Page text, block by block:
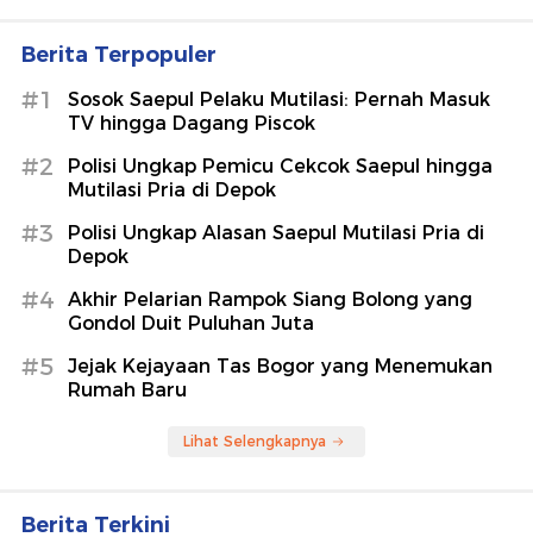
Berita Terpopuler
#1
Sosok Saepul Pelaku Mutilasi: Pernah Masuk
TV hingga Dagang Piscok
#2
Polisi Ungkap Pemicu Cekcok Saepul hingga
Mutilasi Pria di Depok
#3
Polisi Ungkap Alasan Saepul Mutilasi Pria di
Depok
#4
Akhir Pelarian Rampok Siang Bolong yang
Gondol Duit Puluhan Juta
#5
Jejak Kejayaan Tas Bogor yang Menemukan
Rumah Baru
Lihat Selengkapnya
Berita Terkini